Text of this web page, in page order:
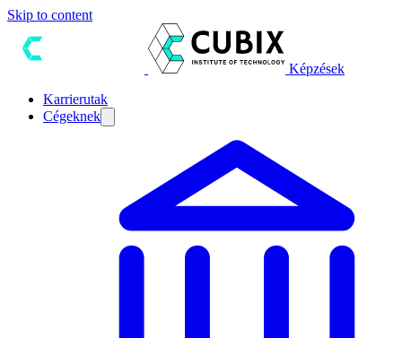
Skip to content
Képzések
Karrierutak
Cégeknek